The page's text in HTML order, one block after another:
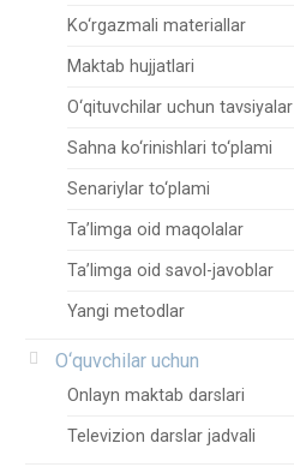
Ko‘rgazmali materiallar
Maktab hujjatlari
O‘qituvchilar uchun tavsiyalar
Sahna ko‘rinishlari to‘plami
Senariylar to‘plami
Ta’limga oid maqolalar
Ta’limga oid savol-javoblar
Yangi metodlar
O‘quvchilar uchun
Onlayn maktab darslari
Televizion darslar jadvali